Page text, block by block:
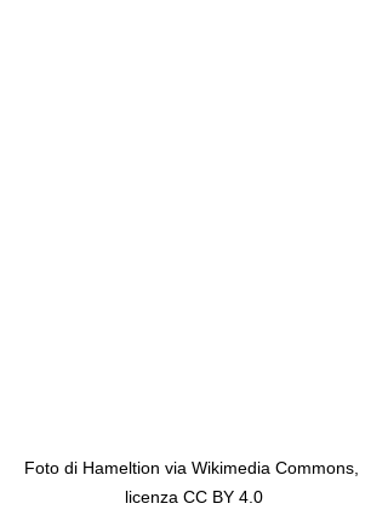
Foto di Hameltion via Wikimedia Commons,
licenza CC BY 4.0